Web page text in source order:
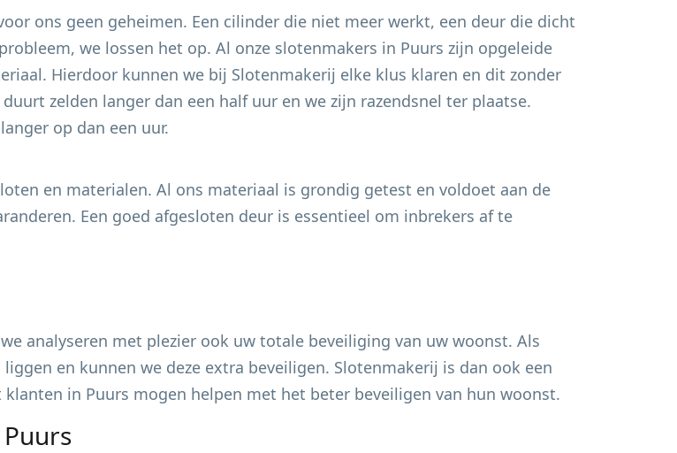
ons geen geheimen. Een cilinder die niet meer werkt, een deur die dicht
we lossen het op. Al onze slotenmakers in Puurs zijn opgeleide
Hierdoor kunnen we bij Slotenmakerij elke klus klaren en dit zonder
zelden langer dan een half uur en we zijn razendsnel ter plaatse.
op dan een uur.
en materialen. Al ons materiaal is grondig getest en voldoet aan de
Een goed afgesloten deur is essentieel om inbrekers af te
analyseren met plezier ook uw totale beveiliging van uw woonst. Als
en kunnen we deze extra beveiligen. Slotenmakerij is dan ook een
klanten in Puurs mogen helpen met het beter beveiligen van hun woonst.
Puurs